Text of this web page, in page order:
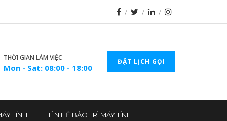
THỜI GIAN LÀM VIỆC
Mon - Sat: 08:00 - 18:00
ĐẶT LỊCH GỌI
TÍNH LIÊN HỆ BẢO TRÌ MÁY TÍNH